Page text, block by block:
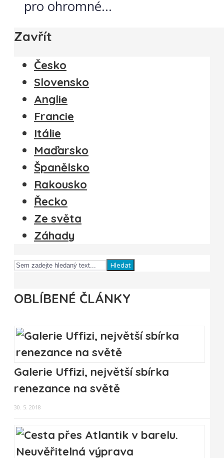
pro ohromné...
Zavřít
Česko
Slovensko
Anglie
Francie
Itálie
Maďarsko
Španělsko
Rakousko
Řecko
Ze světa
Záhady
Hledat
OBLÍBENÉ ČLÁNKY
Galerie Uffizi, největší sbírka
renezance na světě
30. 5. 2018